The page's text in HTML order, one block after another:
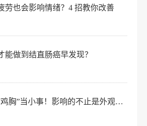
劳也会影响情绪？4 招教你改善
能做到结直肠癌早发现？
别把“鸡胸”当小事！影响的不止是外观，家长必读的儿童胸廓畸形科普